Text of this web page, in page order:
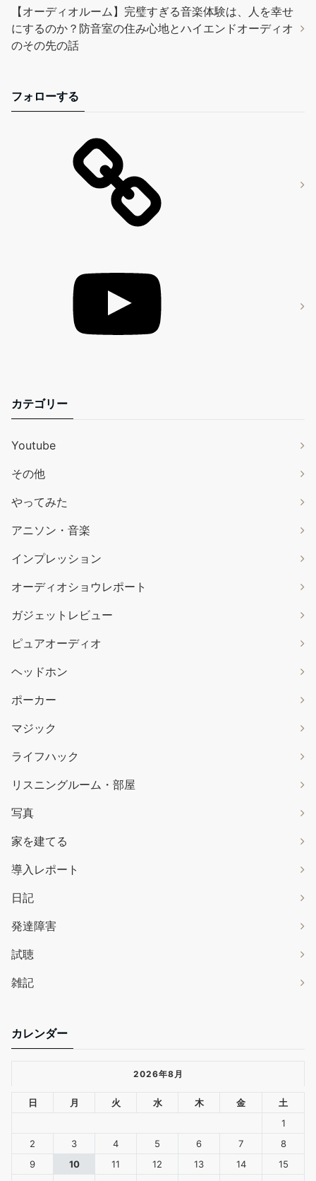
【オーディオルーム】完璧すぎる音楽体験は、人を幸せ
にするのか？防音室の住み心地とハイエンドオーディオ
のその先の話
フォローする
カテゴリー
Youtube
その他
やってみた
アニソン・音楽
インプレッション
オーディオショウレポート
ガジェットレビュー
ピュアオーディオ
ヘッドホン
ポーカー
マジック
ライフハック
リスニングルーム・部屋
写真
家を建てる
導入レポート
日記
発達障害
試聴
雑記
カレンダー
2026年8月
日 月 火 水 木 金
土
1
2
3 4 5 6 7
8
9
10 11 12 13 14
15